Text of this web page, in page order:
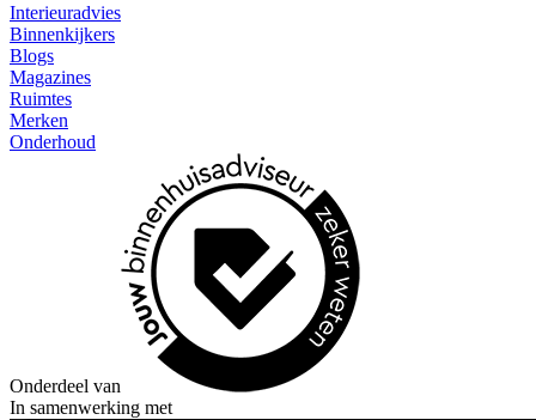
Interieuradvies
Binnenkijkers
Blogs
Magazines
Ruimtes
Merken
Onderhoud
Onderdeel van
In samenwerking met